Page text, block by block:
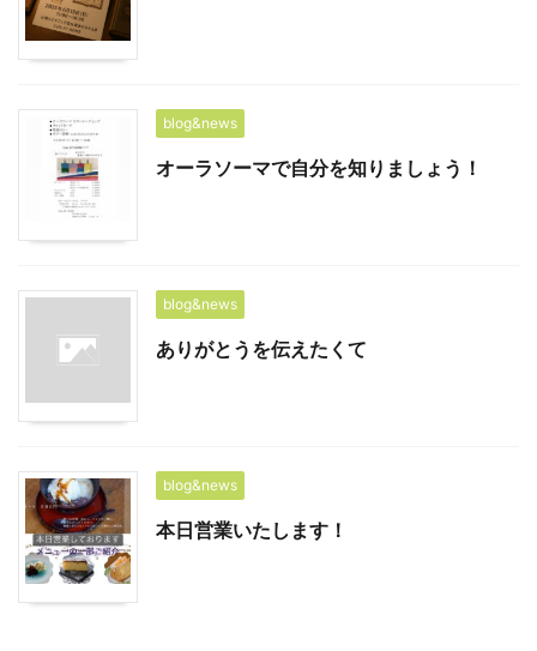
blog&news
オーラソーマで自分を知りましょう！
blog&news
ありがとうを伝えたくて
blog&news
本日営業いたします！